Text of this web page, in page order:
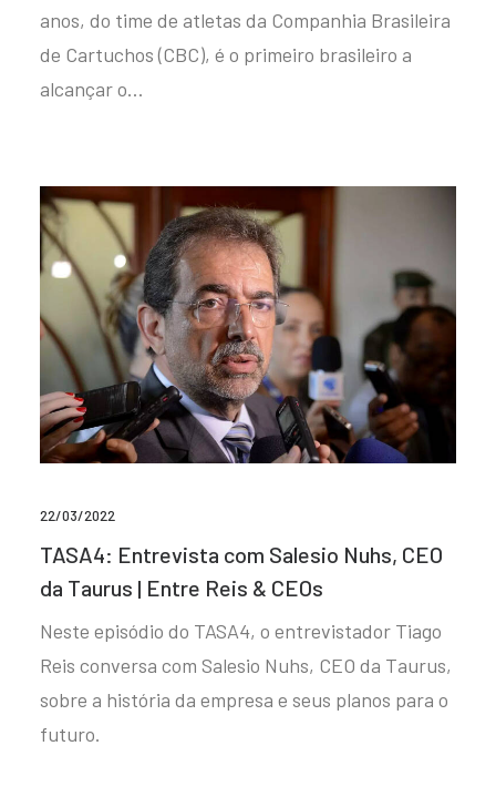
anos, do time de atletas da Companhia Brasileira
de Cartuchos (CBC), é o primeiro brasileiro a
alcançar o…
22/03/2022
TASA4: Entrevista com Salesio Nuhs, CEO
da Taurus | Entre Reis & CEOs
Neste episódio do TASA4, o entrevistador Tiago
Reis conversa com Salesio Nuhs, CEO da Taurus,
sobre a história da empresa e seus planos para o
futuro.